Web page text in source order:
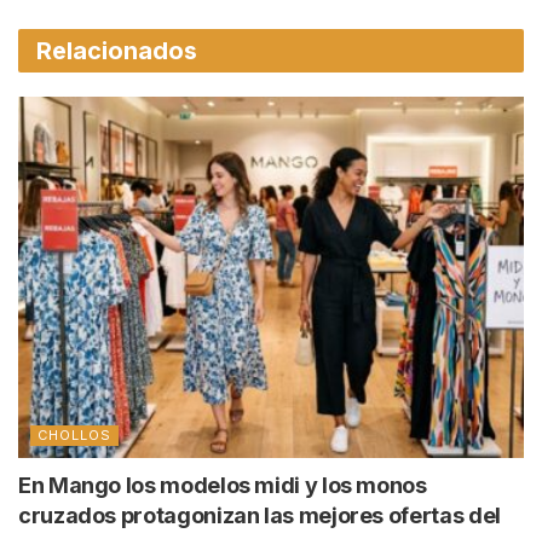
Relacionados
CHOLLOS
En Mango los modelos midi y los monos
cruzados protagonizan las mejores ofertas del